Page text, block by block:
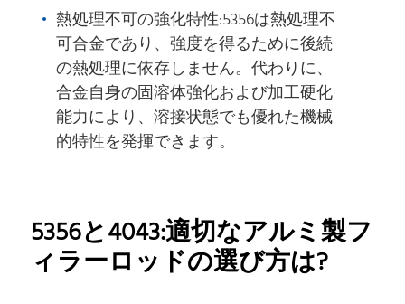
熱処理不可の強化特性:5356は熱処理不
可合金であり、強度を得るために後続
の熱処理に依存しません。代わりに、
合金自身の固溶体強化および加工硬化
能力により、溶接状態でも優れた機械
的特性を発揮できます。
5356と4043:適切なアルミ製フ
ィラーロッドの選び方は?